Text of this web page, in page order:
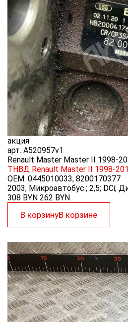
акция
арт. A520957v1
Renault Master Master II 1998-
ТНВД Renault Master II 1998-
OEM: 0445010033, 8200170377
2003; Микроавтобус.; 2,5; DCi;
308 BYN 262 BYN
В корзинуВ корзине